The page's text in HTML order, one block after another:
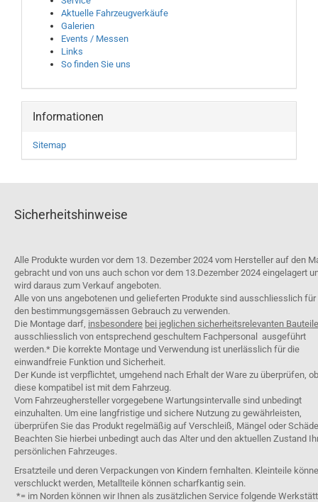
Aktuelle Fahrzeugverkäufe
Galerien
Events / Messen
Links
So finden Sie uns
Informationen
Sitemap
Sicherheitshinweise
Alle Produkte wurden vor dem 13. Dezember 2024 vom Hersteller auf den
gebracht und von uns auch schon vor dem 13.Dezember 2024 eingelagert
wird daraus zum Verkauf angeboten.
Alle von uns angebotenen und gelieferten Produkte sind ausschliesslich für
den bestimmungsgemässen Gebrauch zu verwenden.
Die Montage darf, insbesondere bei jeglichen sicherheitsrelevanten
ausschliesslich von entsprechend geschultem Fachpersonal ausgeführt
werden.* Die korrekte Montage und Verwendung ist unerlässlich für die
einwandfreie Funktion und Sicherheit.
Der Kunde ist verpflichtet, umgehend nach Erhalt der Ware zu überprüfen, ob
diese kompatibel ist mit dem Fahrzeug.
Vom Fahrzeughersteller vorgegebene Wartungsintervalle sind unbedingt
einzuhalten. Um eine langfristige und sichere Nutzung zu gewährleisten,
überprüfen Sie das Produkt regelmäßig auf Verschleiß, Mängel oder
Beachten Sie hierbei unbedingt auch das Alter und den aktuellen Zustand
persönlichen Fahrzeuges.
Ersatzteile und deren Verpackungen von Kindern fernhalten. Kleinteile
verschluckt werden, Metallteile können scharfkantig sein.
*= im Norden können wir Ihnen als zusätzlichen Service folgende